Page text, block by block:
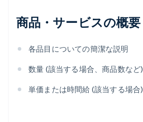
商品・サービスの概要
各品目についての簡潔な説明
数量 (該当する場合、商品数など)
単価または時間給 (該当する場合)